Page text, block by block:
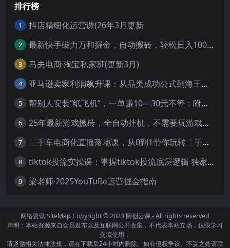
排行榜
1 抖店精细化运营课(26年3月更新
2 最新快手磁力万和掘金，自动搬砖，轻松日入100-200，操作简单
3 马夫电商·淘宝私家班(更新3月)
4 亚马逊卖家利润飙升课：从品类成功公式到海王打法，让每个SKU都成爆款一路飙升(更新26年3月
5 帮别人安装“纸飞机“，一单赚10—30元不等：附：免费节点
6 25年最新游戏搬砖，全自动挂机，不需要玩游戏，单手机操作日入300+
7 二手车电商化直播落地课，从0到1带你玩转二手车直播
8 tiktok投流实操课：掌握tiktok投流底层逻辑 独家TK投流玩法
9 梁老师·2025YouTuBe运营掘金指南
网络资讯SiteMap Copyright © 2023 网创云课- All rights reserved
声明：本站资源来自会员发布以及互联网公开收集，不代表本站立场，仅限学习
交流使用，
请遵循相关法律法规，请在下载后24小时内删除。如有侵权争议、不妥之处请联